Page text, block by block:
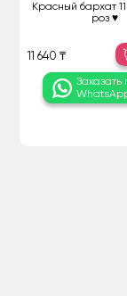
Красный бархат
роз ♥️
11 640 ₸
Заказать